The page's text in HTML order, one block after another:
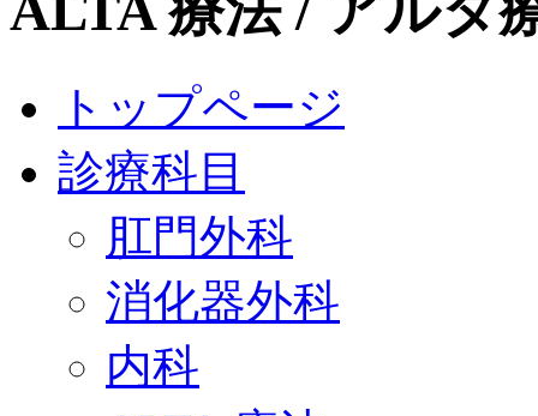
トップページ
診療科目
肛門外科
消化器外科
内科